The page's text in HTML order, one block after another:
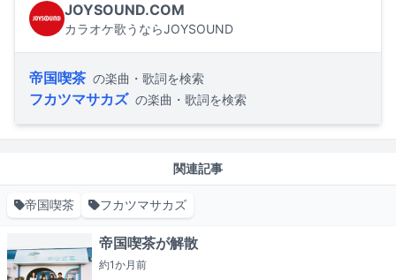
JOYSOUND.COM
カラオケ歌うならJOYSOUND
帝国喫茶 の楽曲・歌詞を検索
フカツマサカズ の楽曲・歌詞を検索
関連記事
帝国喫茶 フカツマサカズ
帝国喫茶が解散
約1か月前